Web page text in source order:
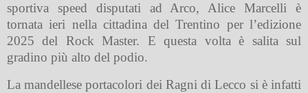
sportiva speed disputati ad Arco, Alice Marcelli è
tornata ieri nella cittadina del Trentino per l’edizione
2025 del Rock Master. E questa volta è salita sul
gradino più alto del podio.
La mandellese portacolori dei Ragni di Lecco si è infatti